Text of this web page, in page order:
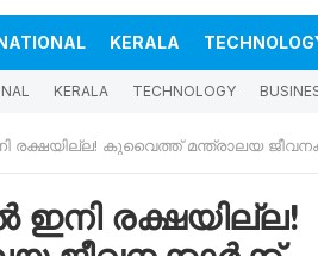
KERALA
KERALA TECHNOLOGY
കുവൈത്ത് മന്ത്രാലയ ജീവനക്കാർക്ക് ഫിംഗർപ്രിന്റ്
രക്ഷയില്ല!